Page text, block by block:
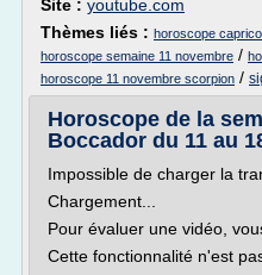
Site : youtube.com
Thèmes liés : horoscope
horoscope semaine 11 novembre /
horoscope 11 novembre scorpion /
Horoscope de la
Boccador du 11 au
Impossible de charger la
Chargement...
Pour évaluer une vidéo,
Cette fonctionnalité n'est